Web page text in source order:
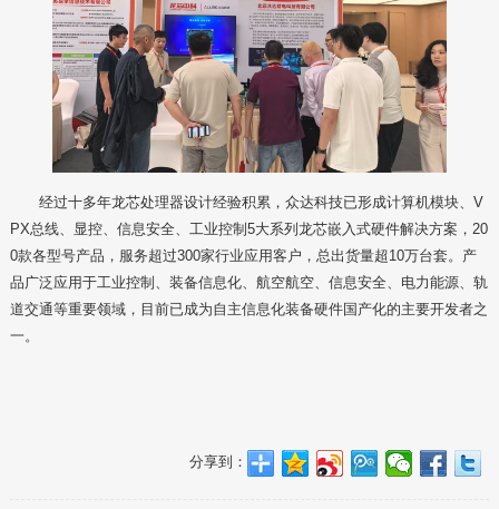
经过十多年龙芯处理器设计经验积累，众达科技已形成计算机模块、V
PX总线、显控、信息安全、工业控制5大系列龙芯嵌入式硬件解决方案，20
0款各型号产品，服务超过300家行业应用客户，总出货量超10万台套。产
品广泛应用于工业控制、装备信息化、航空航空、信息安全、电力能源、轨
道交通等重要领域，目前已成为自主信息化装备硬件国产化的主要开发者之
一。
分享到：